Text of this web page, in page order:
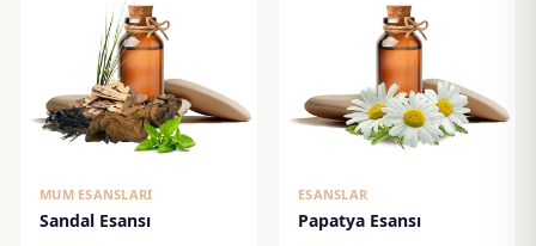
MUM ESANSLARI
Sandal Esansı
ESANSLAR
Papatya Esansı